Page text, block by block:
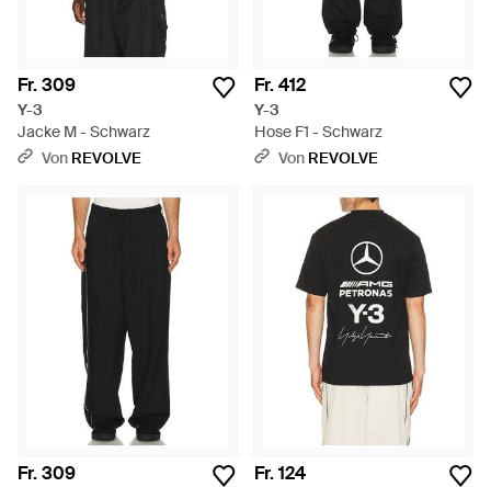
Fr. 309
Y-3
Jacke M - Schwarz
Von REVOLVE
Fr. 412
Y-3
Hose F1 - Schwarz
Von REVOLVE
Fr. 309 Fr. 124